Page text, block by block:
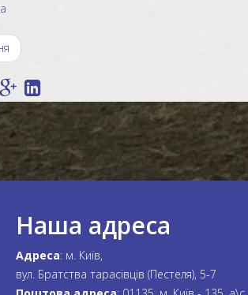
Наша адреса
Адреса: м. Київ,
вул. Братства тарасівців (Пестеля), 5-7